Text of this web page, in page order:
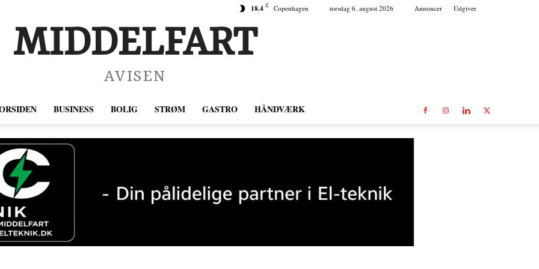
18.4 C Copenhagen torsdag 6. august 2026 Annoncer Udgiver
MIDDELFART
AVISEN
BUSINESS BOLIG STRØM GASTRO HÅNDVÆRK